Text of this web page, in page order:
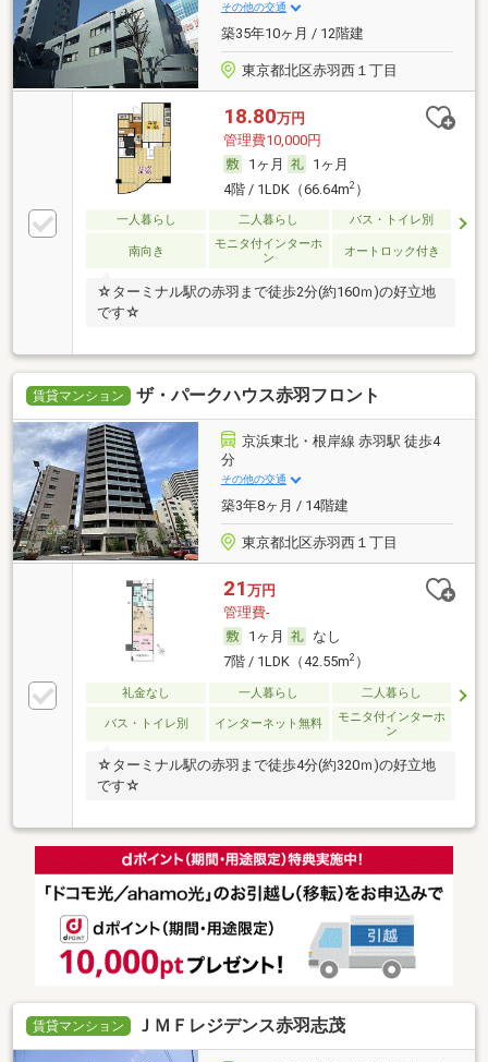
その他の交通
築35年10ヶ月 / 12階建
東京都北区赤羽西１丁目
18.80万円
管理費10,000円
1ヶ月
1ヶ月
4階 / 1LDK（66.64m2）
一人暮らし 二人暮らし バス・トイレ別
南向き
モニタ付インターホ
ン
オートロック付き
☆ターミナル駅の赤羽まで徒歩2分(約160ｍ)の好立地
です☆
賃貸マンション ザ・パークハウス赤羽フロント
京浜東北・根岸線 赤羽駅 徒歩4
分
その他の交通
築3年8ヶ月 / 14階建
東京都北区赤羽西１丁目
21 万円
管理費-
1ヶ月
なし
7階 / 1LDK（42.55m2）
礼金なし 一人暮らし 二人暮らし
バス・トイレ別 インターネット無料
モニタ付インターホ
ン
☆ターミナル駅の赤羽まで徒歩4分(約320ｍ)の好立地
です☆
賃貸マンション ＪＭＦレジデンス赤羽志茂